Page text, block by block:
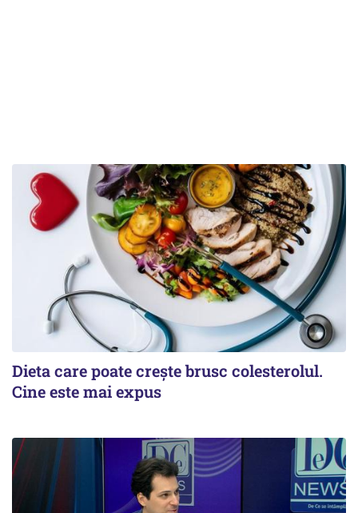
Dieta care poate crește brusc colesterolul.
Cine este mai expus